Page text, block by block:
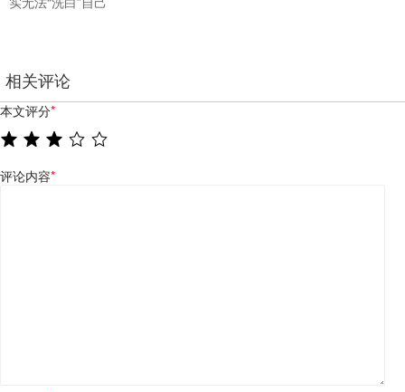
相关评论
本文评分*
评论内容*